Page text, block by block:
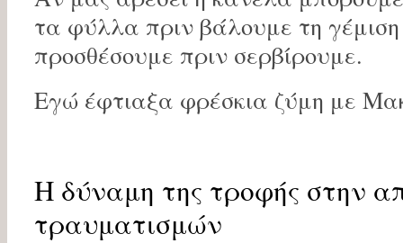
τα φύλλα πριν βάλουμε τη
προσθέσουμε πριν σερβίρουμε.
Εγώ έφτιαξα φρέσκια ζύμη με
Η δύναμη της τροφής στην
τραυματισμών